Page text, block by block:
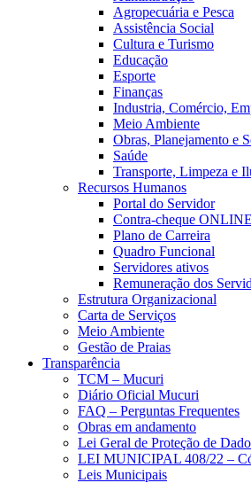
Agropecuária e Pesca
Assistência Social
Cultura e Turismo
Educação
Esporte
Finanças
Industria, Comércio,
Meio Ambiente
Obras, Planejamento e
Saúde
Transporte, Limpeza e
Recursos Humanos
Portal do Servidor
Contra-cheque ONLINE
Plano de Carreira
Quadro Funcional
Servidores ativos
Remuneração dos
Estrutura Organizacional
Carta de Serviços
Meio Ambiente
Gestão de Praias
Transparência
TCM – Mucuri
Diário Oficial Mucuri
FAQ – Perguntas Frequentes
Obras em andamento
Lei Geral de Proteção de
LEI MUNICIPAL 408/22 –
Leis Municipais